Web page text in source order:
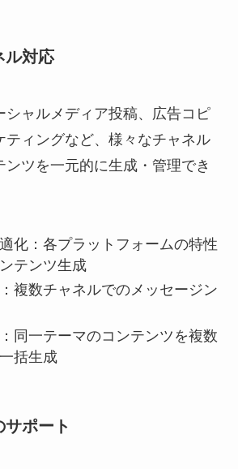
ル対応
シャルメディア投稿、広告コピ
ティングなど、様々なチャネル
ンツを一元的に生成・管理でき
化：各プラットフォームの特性
テンツ生成
複数チャネルでのメッセージン
同一テーマのコンテンツを複数
括生成
ポート